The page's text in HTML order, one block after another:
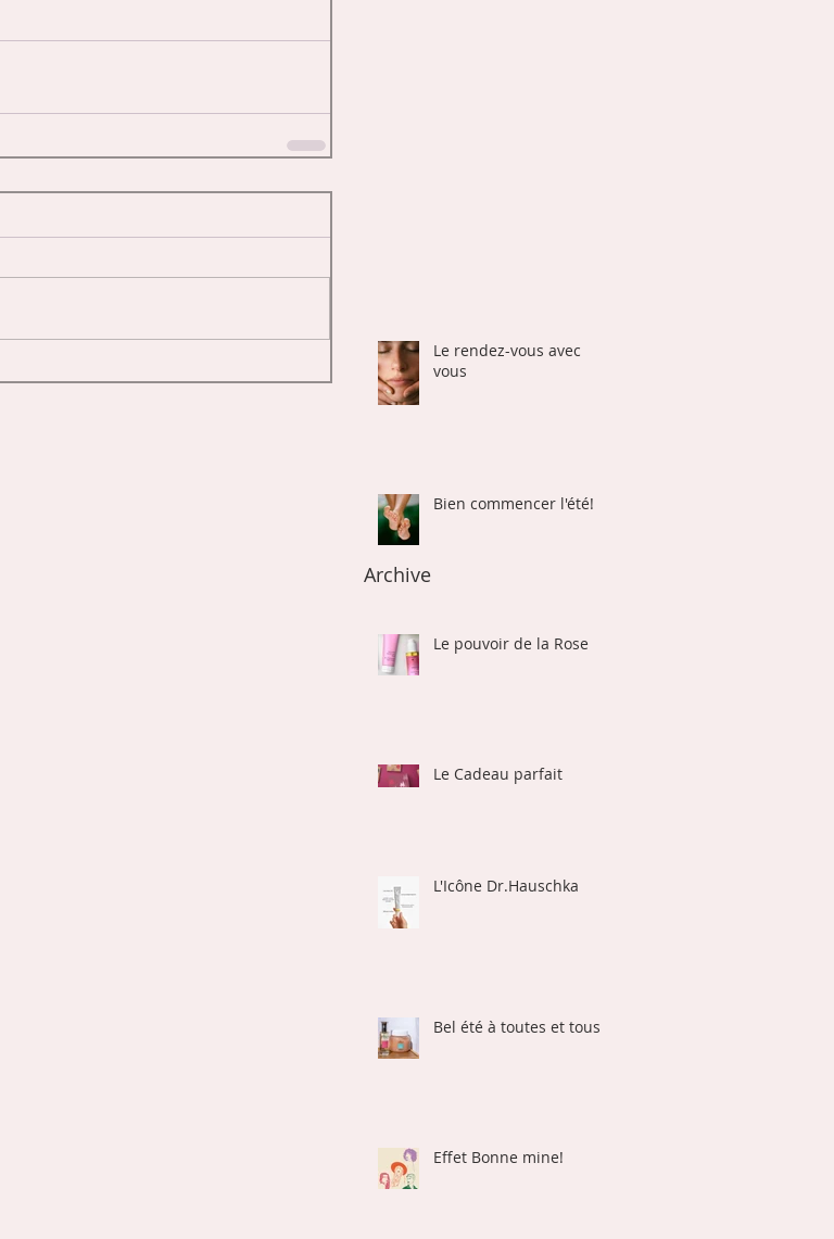
Le rendez-vous avec
vous
Bien commencer l'été!
Le pouvoir de la Rose
Le Cadeau parfait
L'Icône Dr.Hauschka
Bel été à toutes et tous
Effet Bonne mine!
Archive